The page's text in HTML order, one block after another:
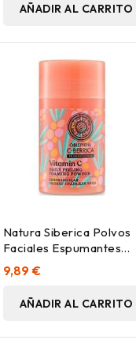
AÑADIR AL CARRITO
Natura Siberica Polvos
Faciales Espumantes
Renovadores 35G
9,89 €
AÑADIR AL CARRITO